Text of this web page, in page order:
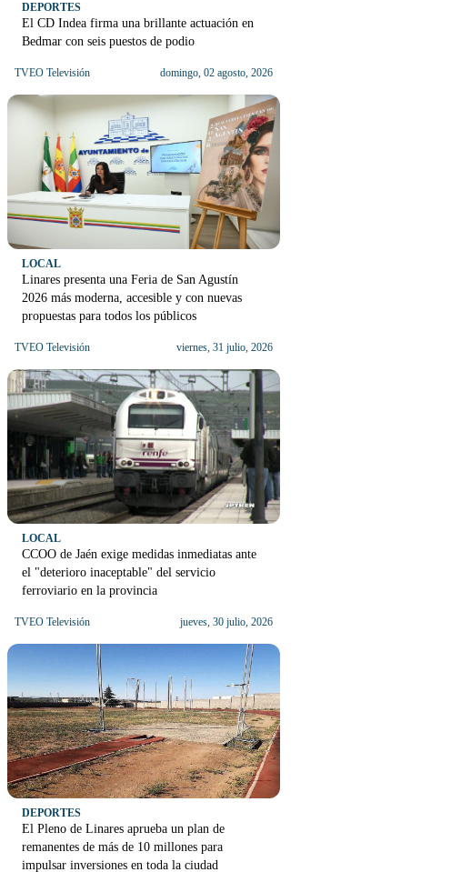
DEPORTES
El CD Indea firma una brillante actuación en
Bedmar con seis puestos de podio
TVEO Televisión domingo, 02 agosto, 2026
LOCAL
Linares presenta una Feria de San Agustín
2026 más moderna, accesible y con nuevas
propuestas para todos los públicos
TVEO Televisión viernes, 31 julio, 2026
LOCAL
CCOO de Jaén exige medidas inmediatas ante
el "deterioro inaceptable" del servicio
ferroviario en la provincia
TVEO Televisión jueves, 30 julio, 2026
DEPORTES
El Pleno de Linares aprueba un plan de
remanentes de más de 10 millones para
impulsar inversiones en toda la ciudad